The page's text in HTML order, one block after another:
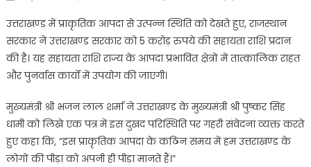
उत्तराखण्ड में प्राकृतिक आपदा से उत्पन्न स्थिति को देखते हुए, राजस्थान
सरकार ने उत्तराखण्ड सरकार को 5 करोड़ रुपये की सहायता राशि प्रदान
की है। यह सहायता राशि राज्य के आपदा प्रभावित क्षेत्रों में तात्कालिक राहत
और पुनर्वास कार्यों में उपयोग की जाएगी।
मुख्यमंत्री श्री भजन लाल शर्मा ने उत्तराखण्ड के मुख्यमंत्री श्री पुष्कर सिंह
धामी को लिखे एक पत्र में इस दुखद परिस्थिति पर गहरी संवेदना व्यक्त करते
हुए कहा कि, “इस प्राकृतिक आपदा के कठिन समय में हम उत्तराखण्ड के
लोगों की पीड़ा को अपनी ही पीड़ा मानते हैं।”